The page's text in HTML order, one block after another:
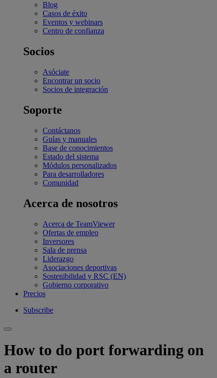
Blog
Casos de éxito
Eventos y webinars
Centro de confianza
Socios
Asóciate
Encontrar un socio
Socios de integración
Soporte
Contáctanos
Guías y manuales
Base de conocimientos
Estado del sistema
Módulos personalizados
Para desarrolladores
Comunidad
Acerca de nosotros
Acerca de TeamViewer
Ofertas de empleo
Inversores
Sala de prensa
Liderazgo
Asociaciones deportivas
Sostenibilidad y RSC (EN)
Gobierno corporativo
Precios
Subscribe
How to do port forwarding on
a router